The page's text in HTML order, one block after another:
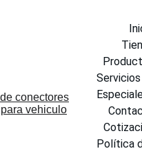
Servicios
Política